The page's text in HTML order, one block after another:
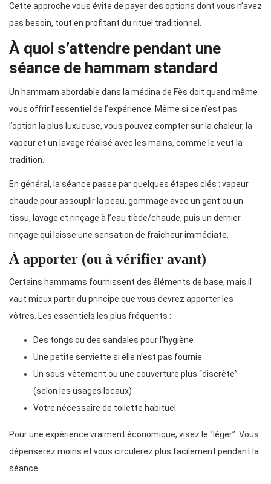
Cette approche vous évite de payer des options dont vous n’avez
pas besoin, tout en profitant du rituel traditionnel.
À quoi s’attendre pendant une
séance de hammam standard
Un hammam abordable dans la médina de Fès doit quand même
vous offrir l’essentiel de l’expérience. Même si ce n’est pas
l’option la plus luxueuse, vous pouvez compter sur la chaleur, la
vapeur et un lavage réalisé avec les mains, comme le veut la
tradition.
En général, la séance passe par quelques étapes clés : vapeur
chaude pour assouplir la peau, gommage avec un gant ou un
tissu, lavage et rinçage à l’eau tiède/chaude, puis un dernier
rinçage qui laisse une sensation de fraîcheur immédiate.
À apporter (ou à vérifier avant)
Certains hammams fournissent des éléments de base, mais il
vaut mieux partir du principe que vous devrez apporter les
vôtres. Les essentiels les plus fréquents :
Des tongs ou des sandales pour l’hygiène
Une petite serviette si elle n’est pas fournie
Un sous-vêtement ou une couverture plus “discrète”
(selon les usages locaux)
Votre nécessaire de toilette habituel
Pour une expérience vraiment économique, visez le “léger”. Vous
dépenserez moins et vous circulerez plus facilement pendant la
séance.